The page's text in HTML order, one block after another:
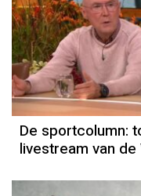
De sportcolumn:
livestream van